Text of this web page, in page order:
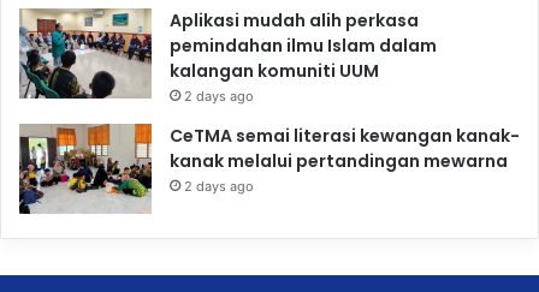
Aplikasi mudah alih perkasa
pemindahan ilmu Islam dalam
kalangan komuniti UUM
2 days ago
CeTMA semai literasi kewangan kanak-
kanak melalui pertandingan mewarna
2 days ago